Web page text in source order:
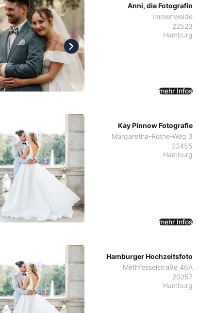
Next
Anni, die Fotografin
Immenweide
22523
Hamburg
mehr Infos
Kay Pinnow Fotografie
Margaretha-Rothe-Weg 3
22455
Hamburg
mehr Infos
Hamburger Hochzeitsfoto
Methfesselstraße 46A
20257
Hamburg